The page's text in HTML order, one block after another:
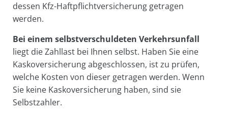
dessen Kfz-Haftpflichtversicherung getragen
werden.
Bei einem selbstverschuldeten Verkehrsunfall
liegt die Zahllast bei Ihnen selbst. Haben Sie eine
Kaskoversicherung abgeschlossen, ist zu prüfen,
welche Kosten von dieser getragen werden. Wenn
Sie keine Kaskoversicherung haben, sind sie
Selbstzahler.